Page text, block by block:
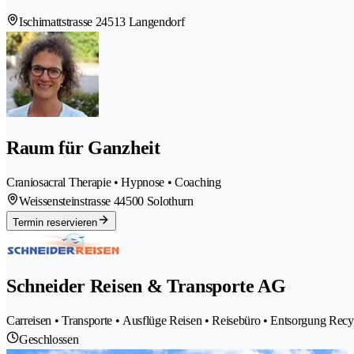
Ischimattstrasse 24513 Langendorf
Raum für Ganzheit
Craniosacral Therapie • Hypnose • Coaching
Weissensteinstrasse 44500 Solothurn
Termin reservieren
Schneider Reisen & Transporte AG
Carreisen • Transporte • Ausflüge Reisen • Reisebüro • Entsorgung
Geschlossen